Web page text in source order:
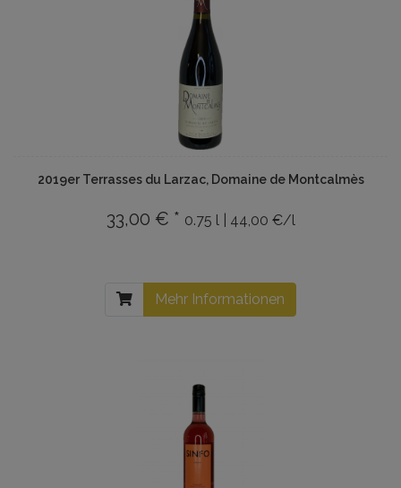
2019er Terrasses du Larzac, Domaine de Montcalmès
33,00 € * 0.75 l | 44,00 €/l
Mehr Informationen